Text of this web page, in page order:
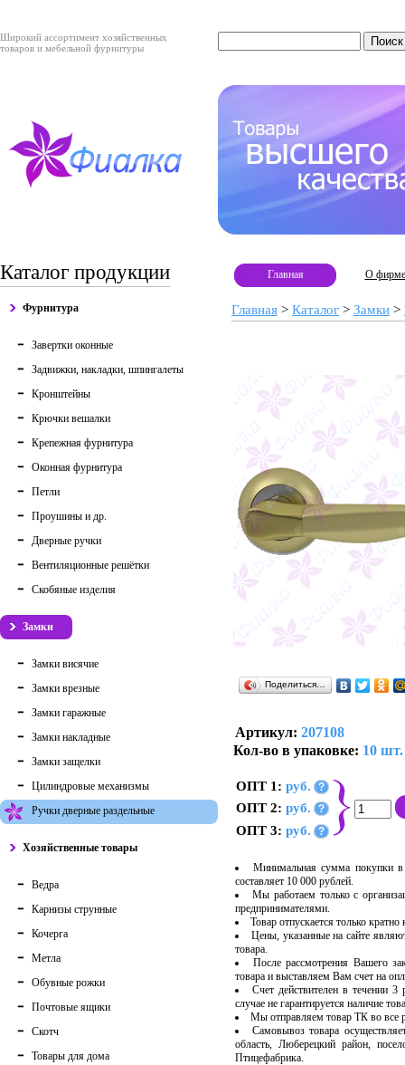
Широкий ассортимент хозяйственных
товаров и мебельной фурнитуры
Каталог продукции
Фурнитура
Завертки оконные
Задвижки, накладки, шпингалеты
Кронштейны
Крючки вешалки
Крепежная фурнитура
Оконная фурнитура
Петли
Проушины и др.
Дверные ручки
Вентиляционные решётки
Скобяные изделия
Замки
Замки висячие
Замки врезные
Замки гаражные
Замки накладные
Замки защелки
Цилиндровые механизмы
Ручки дверные раздельные
Хозяйственные товары
Ведра
Карнизы струнные
Кочерга
Метла
Обувные рожки
Почтовые ящики
Скотч
Товары для дома
Главная О фирме
Главная > Каталог > Замки >
Поделиться…
Артикул: 207108
Кол-во в упаковке: 10 шт.
ОПТ 1: руб. ?
ОПТ 2: руб. ?
ОПТ 3: руб. ?
Минимальная сумма покупки в
составляет 10 000 рублей.
Мы работаем только с
предпринимателями.
Товар отпускается только
Цены, указанные на сайте
товара.
После рассмотрения Вашего
товара и выставляем Вам счет на
Счет действителен в течении
случае не гарантируется наличие
Мы отправляем товар ТК во
Самовывоз товара
область, Люберецкий район,
Птицефабрика.